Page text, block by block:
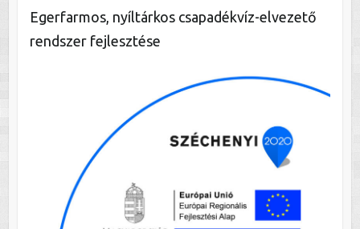
Egerfarmos, nyíltárkos csapadékvíz-elvezető
rendszer fejlesztése